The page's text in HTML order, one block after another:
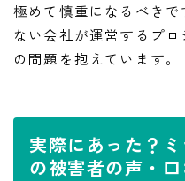
極めて慎重になるべき
ない会社が運営するプ
の問題を抱えています。
実際にあった？
の被害者の声・